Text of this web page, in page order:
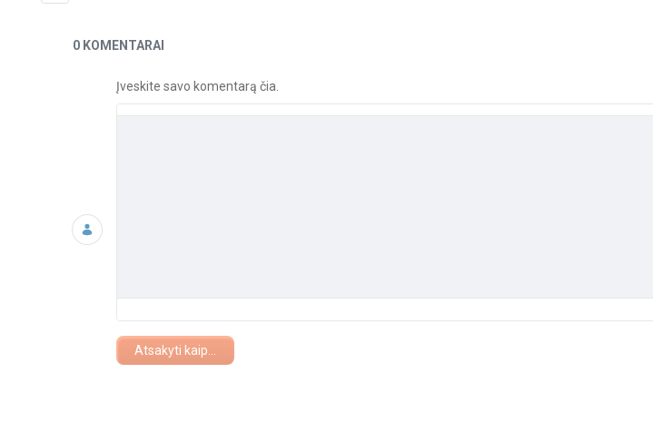
Naujienos
0 KOMENTARAI
Įveskite savo komentarą čia.
Atsakyti kaip...